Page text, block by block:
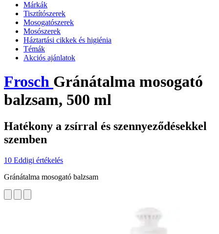
Márkák
Tisztítószerek
Mosogatószerek
Mosószerek
Háztartási cikkek és higiénia
Témák
Akciós ajánlatok
Frosch Gránátalma mosogató
balzsam, 500 ml
Hatékony a zsírral és szennyeződésekkel
szemben
10 Eddigi értékelés
Gránátalma mosogató balzsam